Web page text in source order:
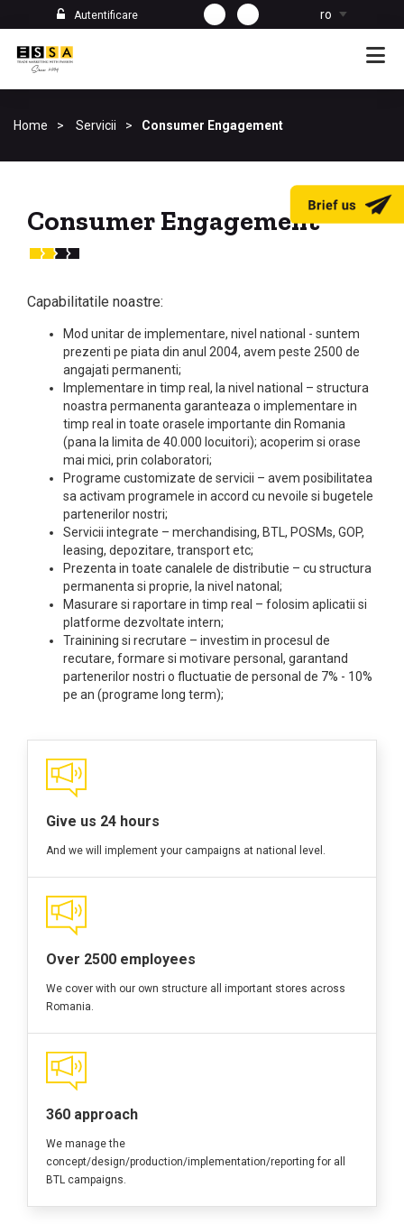
Autentificare ro
Home Servicii Consumer Engagement
Consumer Engagement
Capabilitatile noastre:
Mod unitar de implementare, nivel national - suntem
prezenti pe piata din anul 2004, avem peste 2500 de
angajati permanenti;
Implementare in timp real, la nivel national – structura
noastra permanenta garanteaza o implementare in
timp real in toate orasele importante din Romania
(pana la limita de 40.000 locuitori); acoperim si orase
mai mici, prin colaboratori;
Programe customizate de servicii – avem posibilitatea
sa activam programele in accord cu nevoile si bugetele
partenerilor nostri;
Servicii integrate – merchandising, BTL, POSMs, GOP,
leasing, depozitare, transport etc;
Prezenta in toate canalele de distributie – cu structura
permanenta si proprie, la nivel natonal;
Masurare si raportare in timp real – folosim aplicatii si
platforme dezvoltate intern;
Trainining si recrutare – investim in procesul de
recutare, formare si motivare personal, garantand
partenerilor nostri o fluctuatie de personal de 7% - 10%
pe an (programe long term);
Give us 24 hours
And we will implement your campaigns at national level.
Over 2500 employees
We cover with our own structure all important stores across
Romania.
360 approach
We manage the
concept/design/production/implementation/reporting for all
BTL campaigns.